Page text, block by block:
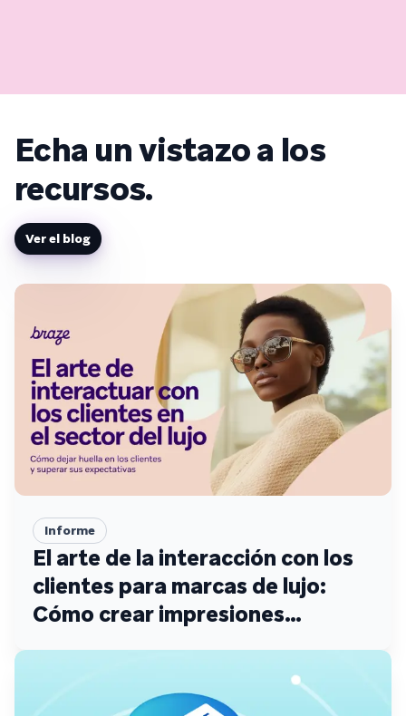
Echa un vistazo a los
recursos.
Ver el blog
Informe
El arte de la interacción con los
clientes para marcas de lujo:
Cómo crear impresiones